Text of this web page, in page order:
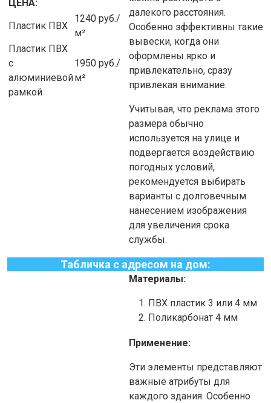
ЦЕНА:
Пластик ПВХ
1240 руб./
м²
Пластик ПВХ
с
алюминиевой
рамкой
1950 руб./
м²
далекого расстояния.
Особенно эффективны такие
вывески, когда они
оформлены ярко и
привлекательно, сразу
привлекая внимание.
Учитывая, что реклама этого
размера обычно
используется на улице и
подвергается воздействию
погодных условий,
рекомендуется выбирать
варианты с долговечным
нанесением изображения
для увеличения срока
службы.
Табличка с адресом на дом:
Материалы:
ПВХ пластик 3 или 4 мм
Поликарбонат 4 мм
Применение:
Эти элементы представляют
важные атрибуты для
каждого здания. Особенно